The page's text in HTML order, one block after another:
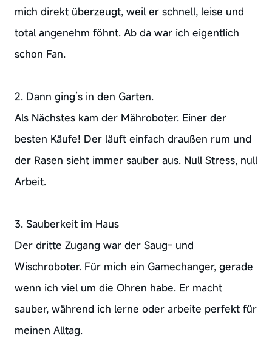
mich direkt überzeugt, weil er schnell, leise und
total angenehm föhnt. Ab da war ich eigentlich
schon Fan.
2. Dann ging’s in den Garten.
Als Nächstes kam der Mähroboter. Einer der
besten Käufe! Der läuft einfach draußen rum und
der Rasen sieht immer sauber aus. Null Stress, null
Arbeit.
3. Sauberkeit im Haus
Der dritte Zugang war der Saug- und
Wischroboter. Für mich ein Gamechanger, gerade
wenn ich viel um die Ohren habe. Er macht
sauber, während ich lerne oder arbeite perfekt für
meinen Alltag.